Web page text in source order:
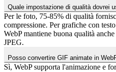
Quale impostazione di qualità dovrei
Per le foto, 75-85% di qualità
compressione. Per grafiche con
WebP mantiene buona qualità
JPEG.
Posso convertire GIF animate in
Sì, WebP supporta l'animazione e